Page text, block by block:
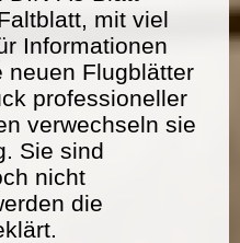
mit viel
Informationen
neuen Flugblätter
professioneller
verwechseln sie
Sie sind
nicht
die